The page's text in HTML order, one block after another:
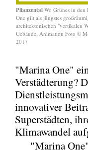
Pflanzental Wo Grünes in den
One gilt als jüngstes
architektonischen "vertikalen
Gebäude. Animation Foto ©
2017
"Marina One"
Verstädterung?
innovativer
Superstädten,
Klimawandel
"Marina One"